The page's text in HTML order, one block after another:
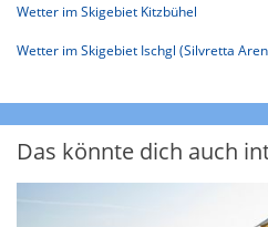
Wetter im Skigebiet Kitzbühel
Wetter im Skigebiet Ischgl (Silvretta
Das könnte dich auch